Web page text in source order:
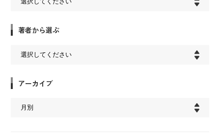
著者から選ぶ
アーカイブ